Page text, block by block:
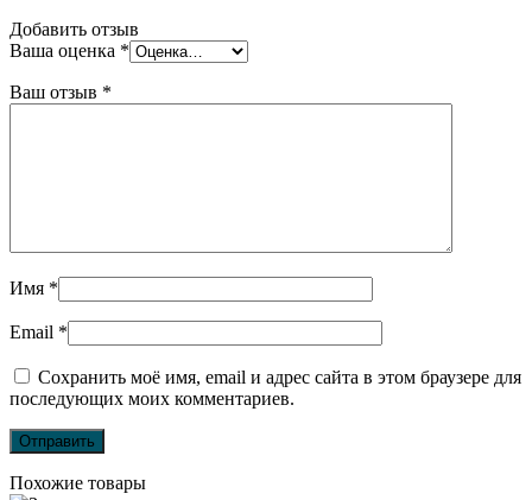
Добавить отзыв
Ваша оценка *
Ваш отзыв *
Имя *
Email *
Сохранить моё имя, email и адрес сайта в этом браузере для
последующих моих комментариев.
Похожие товары